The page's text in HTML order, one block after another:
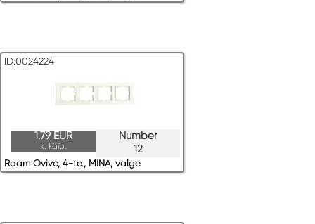
ID:0024224
Number
12
1.79 EUR
k. käib.
Raam Ovivo, 4-te., MINA, valge